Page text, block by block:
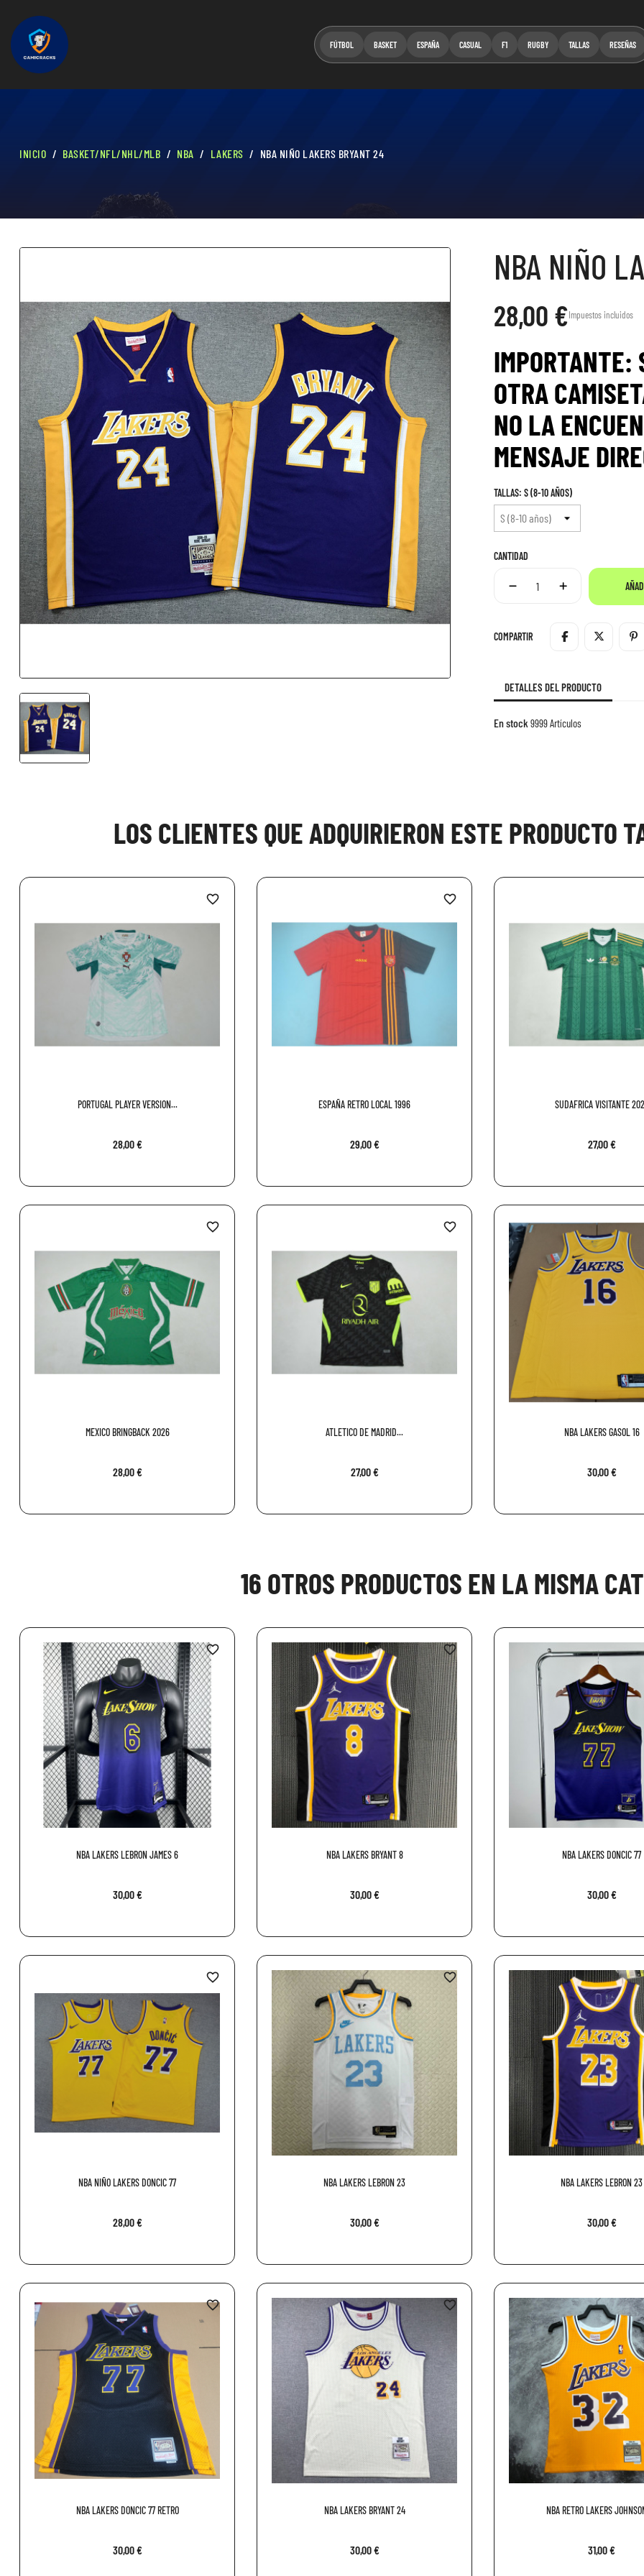
FÚTBOL BASKET ESPAÑA CASUAL F1 RUGBY TALLAS RESEÑAS
INICIO BASKET/NFL/NHL/MLB NBA LAKERS NBA NIÑO LAKERS BRYANT 24
NBA NIÑO
28,00 €Impuestos incluidos
IMPORTANTE:
OTRA
NO LA
MENSAJE
TALLAS: S (8-10 AÑOS)
CANTIDAD
COMPARTIR
DETALLES DEL PRODUCTO
En stock 9999 Artículos
LOS CLIENTES QUE ADQUIRIERON ESTE PRODUCTO
PORTUGAL PLAYER VERSION...
28,00 €
favorite_border
ESPAÑA RETRO LOCAL 1996
29,00 €
favorite_border
SUDAFRICA VISITANTE
27,00 €
MEXICO BRINGBACK 2026
28,00 €
favorite_border
ATLETICO DE MADRID...
27,00 €
favorite_border
NBA LAKERS GASOL 16
30,00 €
16 OTROS PRODUCTOS EN LA MISMA
NBA LAKERS LEBRON JAMES 6
30,00 €
favorite_border
NBA LAKERS BRYANT 8
30,00 €
favorite_border
NBA LAKERS DONCIC 77
30,00 €
NBA NIÑO LAKERS DONCIC 77
28,00 €
favorite_border
NBA LAKERS LEBRON 23
30,00 €
favorite_border
NBA LAKERS LEBRON 23
30,00 €
NBA LAKERS DONCIC 77 RETRO
30,00 €
favorite_border
NBA LAKERS BRYANT 24
30,00 €
favorite_border
NBA RETRO LAKERS
31,00 €